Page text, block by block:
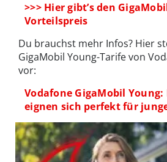
>>> Hier gibt’s den
Vorteilspreis
Du brauchst mehr Infos? Hier
GigaMobil Young-Tarife von
vor:
Vodafone GigaMobil Young:
eignen sich perfekt für